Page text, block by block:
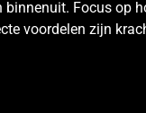
Focus op
voordelen zijn